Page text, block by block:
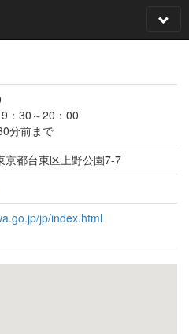
30～20：00
分前まで
都台東区上野公園7-7
jp/index.html